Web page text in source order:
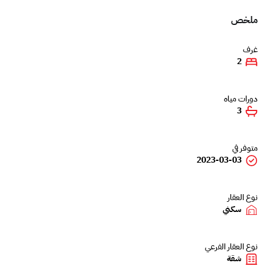
ملخص
غرف
2
دورات مياه
3
متوفر في
2023-03-03
نوع العقار
سكني
نوع العقار الفرعي
شقة